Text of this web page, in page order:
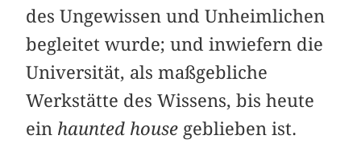
des Ungewissen und Unheimlichen
begleitet wurde; und inwiefern die
Universität, als maßgebliche
Werkstätte des Wissens, bis heute
ein haunted house geblieben ist.